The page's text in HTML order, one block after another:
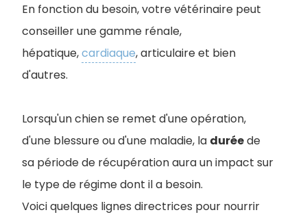
En fonction du besoin, votre vétérinaire peut
conseiller une gamme rénale,
hépatique,cardiaque, articulaire et bien
d'autres.
Lorsqu'un chien se remet d'une opération,
d'une blessure ou d'une maladie, la duréede
sa période de récupération aura un impact sur
le type de régime dont il a besoin.
Voici quelques lignes directrices pour nourrir